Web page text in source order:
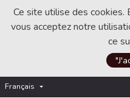
Ce site utilise des cookies.
vous acceptez notre
ce
Français Choisir la langue